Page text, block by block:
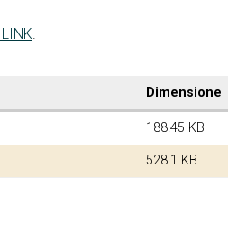
Dimensione
188.45 KB
528.1 KB